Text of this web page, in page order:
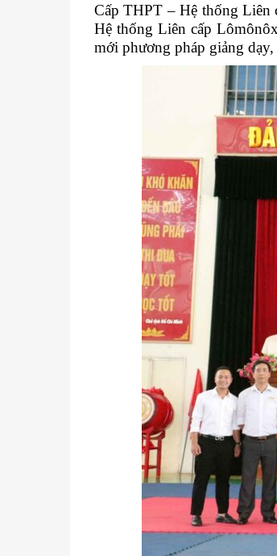
Cấp THPT – Hệ thống Liên
Hệ thống Liên cấp
mới phương pháp giảng